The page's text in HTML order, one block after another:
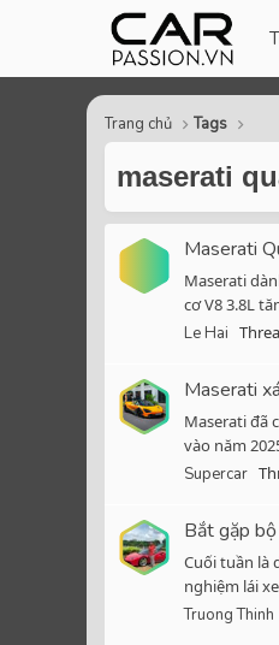
Trang chủ Tags
maserati
Maserati
Maserati
cơ V8 3.8L
Le Hai
Maserati
Maserati đã
vào năm
Supercar
Bắt gặp
Cuối tuần là
nghiệm lái
Truong Thinh